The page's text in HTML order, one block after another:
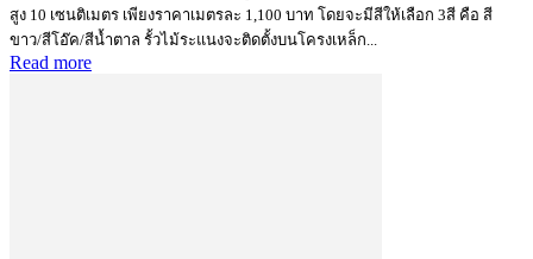
สูง 10 เซนติเมตร เพียงราคาเมตรละ 1,100 บาท โดยจะมีสีให้เลือก 3สี คือ สี
ขาว/สีโอ๊ค/สีน้ำตาล รั้วไม้ระแนงจะติดตั้งบนโครงเหล็ก...
Read more